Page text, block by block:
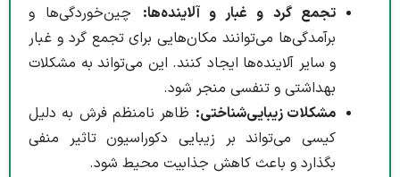
تجمع گرد و غبار و آلاینده‌ها: چین‌خوردگی‌ها و
برآمدگی‌ها می‌توانند مکان‌هایی برای تجمع گرد و غبار
و سایر آلاینده‌ها ایجاد کنند. این می‌تواند به مشکلات
بهداشتی و تنفسی منجر شود.
مشکلات زیبایی‌شناختی: ظاهر نامنظم فرش به دلیل
کیسی می‌تواند بر زیبایی دکوراسیون تاثیر منفی
بگذارد و باعث کاهش جذابیت محیط شود.